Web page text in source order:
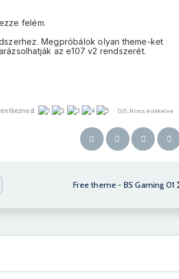
felém.
Megpróbálok olyan theme-ket
az e107 v2 rendszerét.
0/5 : Nincs értékelve
Free theme - BS Gaming 01